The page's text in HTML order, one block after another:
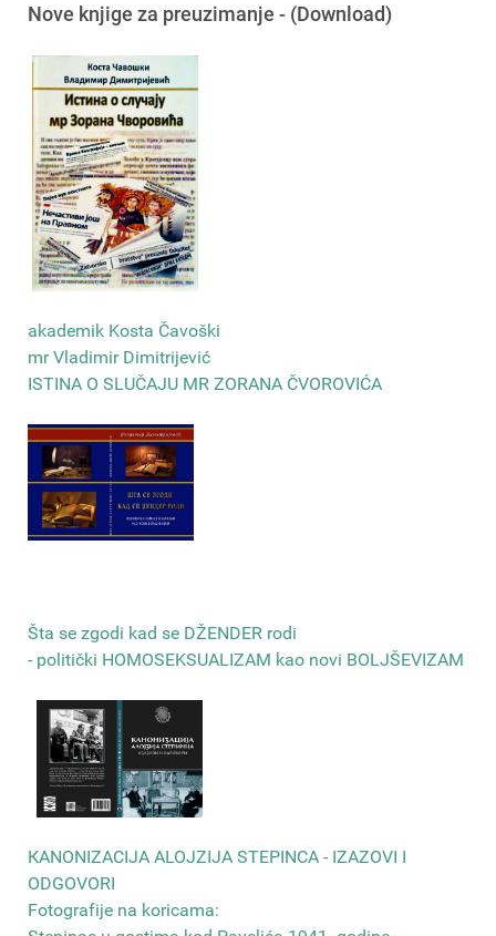
Nove knjige za preuzimanje - (Download)
akademik Kosta Čavoški
mr Vladimir Dimitrijević
ISTINA O SLUČAJU MR ZORANA ČVOROVIĆA
Šta se zgodi kad se DŽENDER rodi
- politički HOMOSEKSUALIZAM kao novi BOLJŠEVIZAM
КANONIZACIJA ALOJZIJA STEPINCA - IZAZOVI I
ODGOVORI
Fotografije na koricama: